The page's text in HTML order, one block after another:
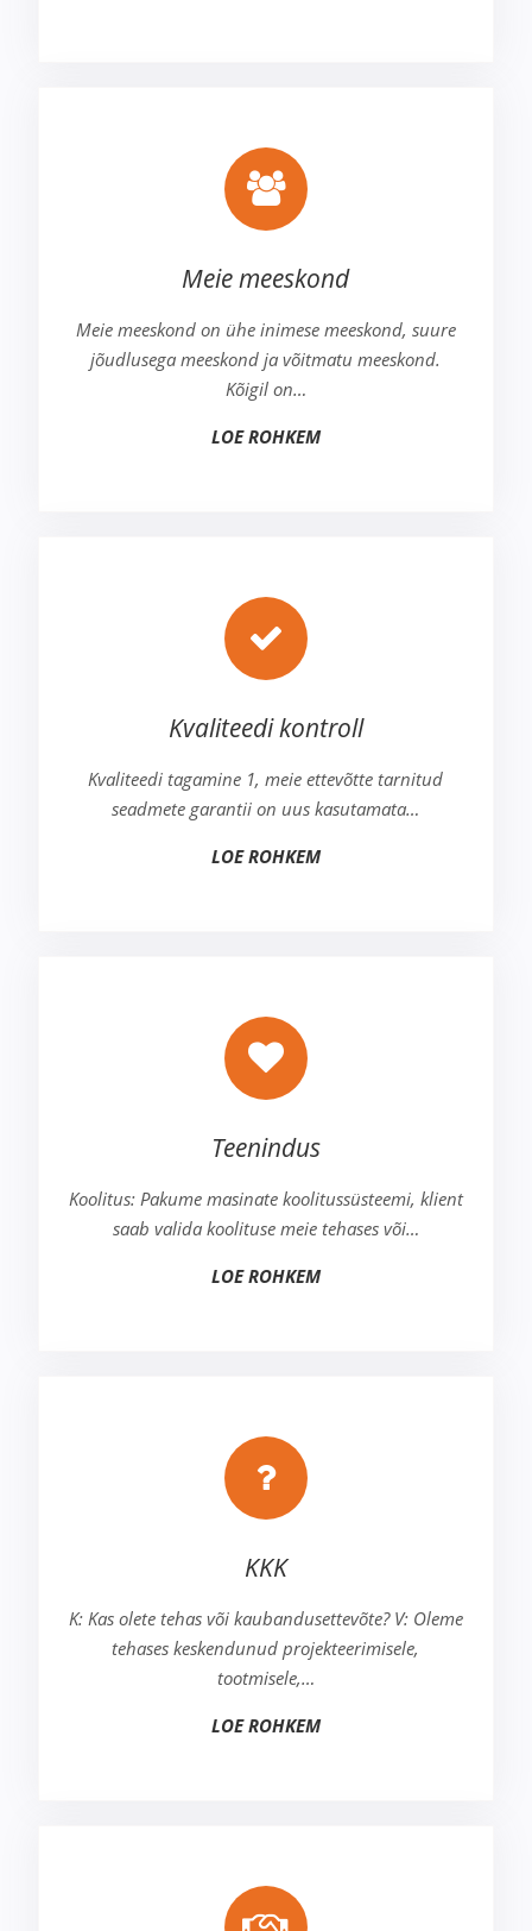
Meie meeskond
Meie meeskond on ühe inimese meeskond, suure
jõudlusega meeskond ja võitmatu meeskond.
Kõigil on…
LOE ROHKEM
Kvaliteedi kontroll
Kvaliteedi tagamine 1, meie ettevõtte tarnitud
seadmete garantii on uus kasutamata…
LOE ROHKEM
Teenindus
Koolitus: Pakume masinate koolitussüsteemi, klient
saab valida koolituse meie tehases või…
LOE ROHKEM
KKK
K: Kas olete tehas või kaubandusettevõte? V: Oleme
tehases keskendunud projekteerimisele,
tootmisele,…
LOE ROHKEM